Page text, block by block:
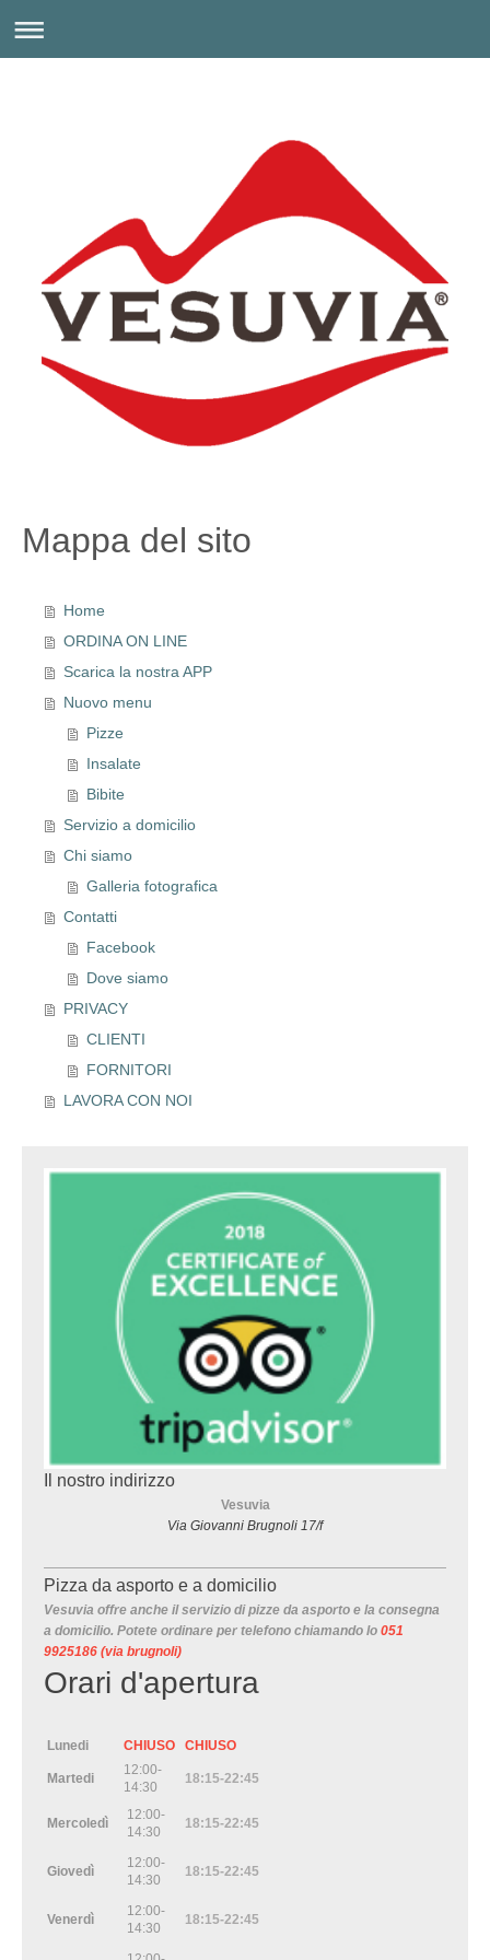
Mappa del sito
Home
ORDINA ON LINE
Scarica la nostra APP
Nuovo menu
Pizze
Insalate
Bibite
Servizio a domicilio
Chi siamo
Galleria fotografica
Contatti
Facebook
Dove siamo
PRIVACY
CLIENTI
FORNITORI
LAVORA CON NOI
Il nostro indirizzo
Vesuvia
Via Giovanni Brugnoli 17/f
Pizza da asporto e a domicilio
Vesuvia offre anche il servizio di pizze da asporto e la consegna
a domicilio. Potete ordinare per telefono chiamando lo 051
9925186 (via brugnoli)
Orari d'apertura
Lunedi CHIUSO CHIUSO
Martedi
12:00-
14:30
18:15-22:45
Mercoledì
12:00-
14:30
18:15-22:45
Giovedì
12:00-
14:30
18:15-22:45
Venerdì
12:00-
14:30
18:15-22:45